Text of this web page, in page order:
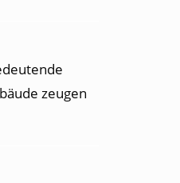
zeugen